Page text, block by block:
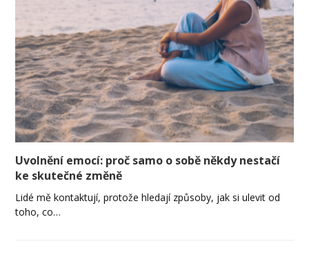
Uvolnění emocí: proč samo o sobě někdy nestačí
ke skutečné změně
Lidé mě kontaktují, protože hledají způsoby, jak si ulevit od
toho, co…